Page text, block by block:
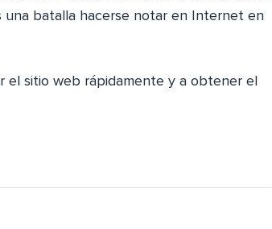
una batalla hacerse notar en Internet en
el sitio web rápidamente y a obtener el